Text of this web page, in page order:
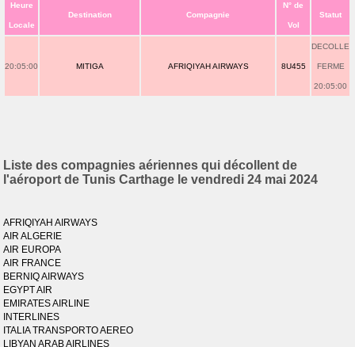
Heure
Locale
Destination Compagnie
N° de
Vol
Statut
20:05:00 MITIGA AFRIQIYAH AIRWAYS 8U455
DECOLLE
FERME
20:05:00
Liste des compagnies aériennes qui décollent de
l'aéroport de Tunis Carthage le vendredi 24 mai 2024
AFRIQIYAH AIRWAYS
AIR ALGERIE
AIR EUROPA
AIR FRANCE
BERNIQ AIRWAYS
EGYPT AIR
EMIRATES AIRLINE
INTERLINES
ITALIA TRANSPORTO AEREO
LIBYAN ARAB AIRLINES